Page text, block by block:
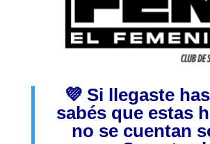
💜 Si llegaste
sabés que estas
no se cuentan